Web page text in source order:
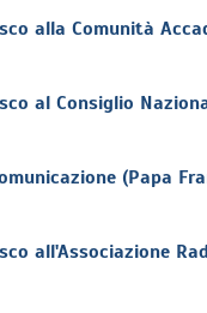
alla Comunità
al Consiglio
(Papa
all'Associazione